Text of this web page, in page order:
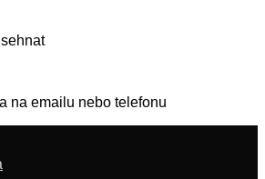
na emailu nebo telefonu